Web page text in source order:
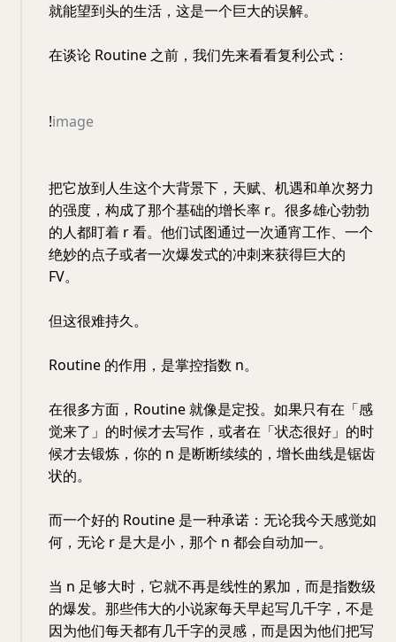
就能望到头的生活，这是一个巨大的误解。
在谈论 Routine 之前，我们先来看看复利公式：
!image
把它放到人生这个大背景下，天赋、机遇和单次努力
的强度，构成了那个基础的增长率 r。很多雄心勃勃
的人都盯着 r 看。他们试图通过一次通宵工作、一个
绝妙的点子或者一次爆发式的冲刺来获得巨大的
FV。
但这很难持久。
Routine 的作用，是掌控指数 n。
在很多方面，Routine 就像是定投。如果只有在「感
觉来了」的时候才去写作，或者在「状态很好」的时
候才去锻炼，你的 n 是断断续续的，增长曲线是锯齿
状的。
而一个好的 Routine 是一种承诺：无论我今天感觉如
何，无论 r 是大是小，那个 n 都会自动加一。
当 n 足够大时，它就不再是线性的累加，而是指数级
的爆发。那些伟大的小说家每天早起写几千字，不是
因为他们每天都有几千字的灵感，而是因为他们把写